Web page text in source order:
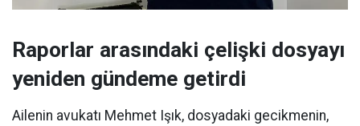
Raporlar arasındaki çelişki dosyayı
yeniden gündeme getirdi
Ailenin avukatı Mehmet Işık, dosyadaki gecikmenin,